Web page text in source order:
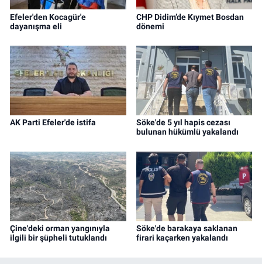
Efeler'den Kocagür'e
dayanışma eli
CHP Didim’de Kıymet Bosdan
dönemi
AK Parti Efeler'de istifa
Söke'de 5 yıl hapis cezası
bulunan hükümlü yakalandı
Çine'deki orman yangınıyla
ilgili bir şüpheli tutuklandı
Söke'de barakaya saklanan
firari kaçarken yakalandı